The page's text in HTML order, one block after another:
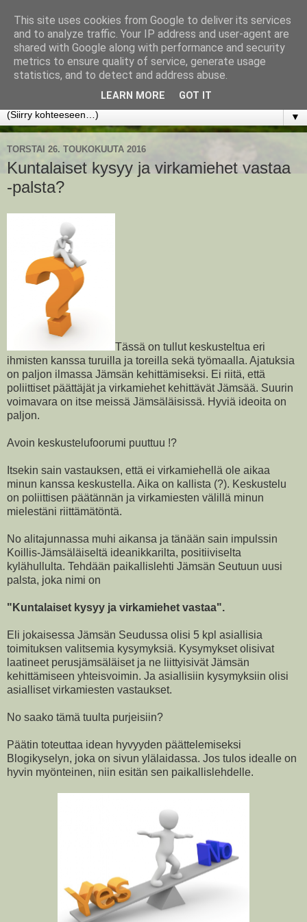
www.jyrkikokko.fi
Uusi Suunta - Jokainen hetki tarjoaa tilaisuuden muuttaa
▼
TORSTAI 26. TOUKOKUUTA 2016
Kuntalaiset kysyy ja virkamiehet vastaa
-palsta?
Tässä on tullut keskusteltua eri
ihmisten kanssa turuilla ja toreilla sekä työmaalla. Ajatuksia
on paljon ilmassa Jämsän kehittämiseksi. Ei riitä, että
poliittiset päättäjät ja virkamiehet kehittävät Jämsää. Suurin
voimavara on itse meissä Jämsäläisissä. Hyviä ideoita on
paljon.
Avoin keskustelufoorumi puuttuu !?
Itsekin sain vastauksen, että ei virkamiehellä ole aikaa
minun kanssa keskustella. Aika on kallista (?). Keskustelu
on poliittisen päätännän ja virkamiesten välillä minun
mielestäni riittämätöntä.
No alitajunnassa muhi aikansa ja tänään sain impulssin
Koillis-Jämsäläiseltä ideanikkarilta, positiiviselta
kylähullulta. Tehdään paikallislehti Jämsän Seutuun uusi
palsta, joka nimi on
"Kuntalaiset kysyy ja virkamiehet vastaa".
Eli jokaisessa Jämsän Seudussa olisi 5 kpl asiallisia
toimituksen valitsemia kysymyksiä. Kysymykset olisivat
laatineet perusjämsäläiset ja ne liittyisivät Jämsän
kehittämiseen yhteisvoimin. Ja asiallisiin kysymyksiin olisi
asialliset virkamiesten vastaukset.
No saako tämä tuulta purjeisiin?
Päätin toteuttaa idean hyvyyden päättelemiseksi
Blogikyselyn, joka on sivun ylälaidassa. Jos tulos idealle on
hyvin myönteinen, niin esitän sen paikallislehdelle.
This site uses cookies from Google to deliver its services
and to analyze traffic. Your IP address and user-agent are
shared with Google along with performance and security
metrics to ensure quality of service, generate usage
statistics, and to detect and address abuse.
LEARN MORE GOT IT